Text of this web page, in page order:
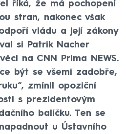
říká, že má pochopení
stran, nakonec však
vládu a její zákony
si Patrik Nacher
na CNN Prima NEWS.
být se všemi zadobře,
zmínil opoziční
s prezidentovým
balíčku. Ten se
u Ústavního